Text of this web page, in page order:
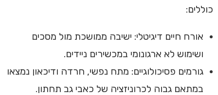
כוללים:
אורח חיים דיגיטלי: ישיבה ממושכת מול מסכים
ושימוש לא ארגונומי במכשירים ניידים.
גורמים פסיכולוגיים: מתח נפשי, חרדה ודיכאון נמצאו
במתאם גבוה לכרוניזציה של כאבי גב תחתון.